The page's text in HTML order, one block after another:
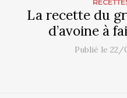
La recette du
d’avoine à
Publié le 22/